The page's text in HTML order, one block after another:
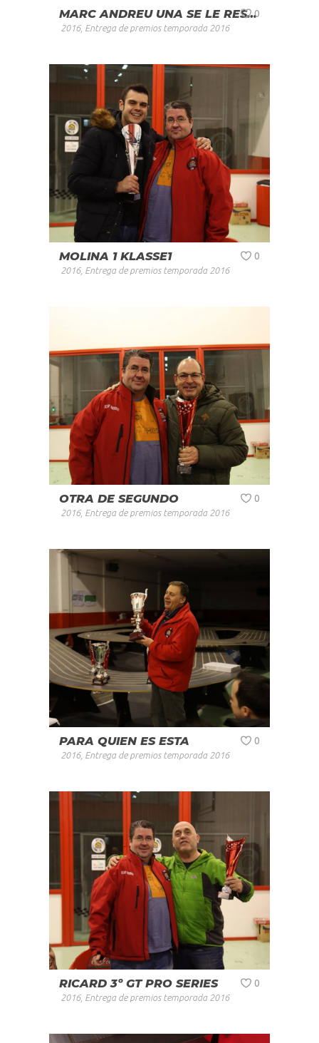
MARC ANDREU UNA SE LE RESISTIO
2016, Entrega de premios temporada 2016
0
MOLINA 1 KLASSE1
2016, Entrega de premios temporada 2016
0
OTRA DE SEGUNDO
2016, Entrega de premios temporada 2016
0
PARA QUIEN ES ESTA
2016, Entrega de premios temporada 2016
0
RICARD 3º GT PRO SERIES
2016, Entrega de premios temporada 2016
0